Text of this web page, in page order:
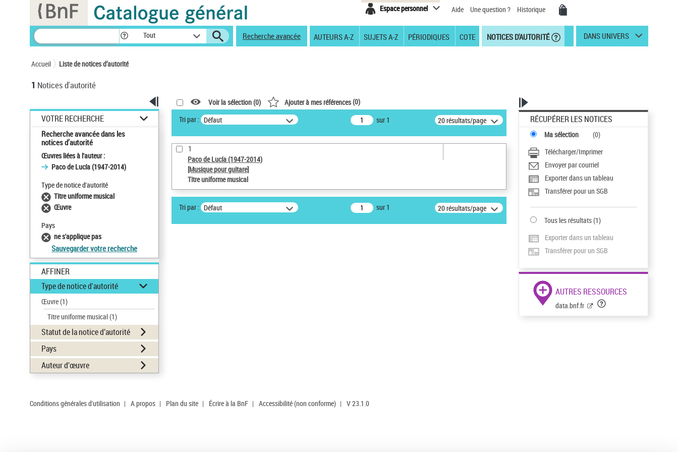
Espace personnel Aide Une question ? Historique
Tout Recherche avancée AUTEURS A-Z SUJETS A-Z PÉRIODIQUES COTE NOTICES D'AUTORITÉ DANS UNIVERS
Accueil Liste de notices d’autorité
1 Notices d'autorité
VOTRE RECHERCHE
Recherche avancée dans les
notices d’autorité
Œuvres liées à l'auteur :
Paco de Lucía (1947-2014)
Type de notice d'autorité
Titre uniforme musical
Œuvre
Pays
ne s'applique pas
Sauvegarder votre recherche
AFFINER
Type de notice d'autorité
Œuvre(1)
Titre uniforme musical(1)
Statut de la notice d’autorité
Pays
Auteur d’œuvre
Voir la sélection (0) Ajouter à mes références(0)
Tri par : Défaut sur 1 20 résultats/page
1
Paco de Lucía (1947-2014)
[Musique pour guitare]
Titre uniforme musical
Tri par : Défaut sur 1 20 résultats/page
RÉCUPÉRER LES NOTICES
Ma sélection (0)
Télécharger/Imprimer
Envoyer par courriel
Exporter dans un tableau
Transférer pour un SGB
Tous les résultats(1)
Exporter dans un tableau
Transférer pour un SGB
AUTRES RESSOURCES
data.bnf.fr
Conditions générales d'utilisation | A propos | Plan du site | Écrire à la BnF | Accessibilité (non conforme) | V 23.1.0
Panneau de gestion des cookies